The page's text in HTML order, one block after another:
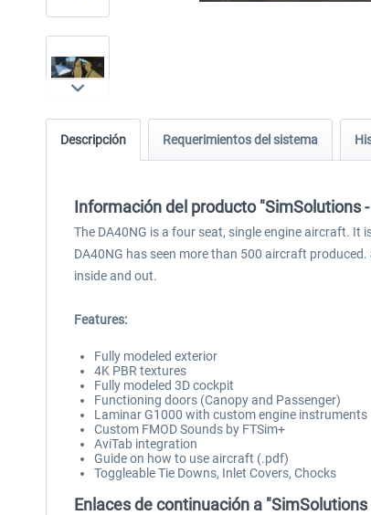
Descripción Requerimientos del sistema
Información del producto "SimSolutions
The DA40NG is a four seat, single engine aircraft. It
DA40NG has seen more than 500 aircraft
inside and out.
Features:
Fully modeled exterior
4K PBR textures
Fully modeled 3D cockpit
Functioning doors (Canopy and Passenger)
Laminar G1000 with custom engine instruments
Custom FMOD Sounds by FTSim+
AviTab integration
Guide on how to use aircraft (.pdf)
Toggleable Tie Downs, Inlet Covers, Chocks
Enlaces de continuación a